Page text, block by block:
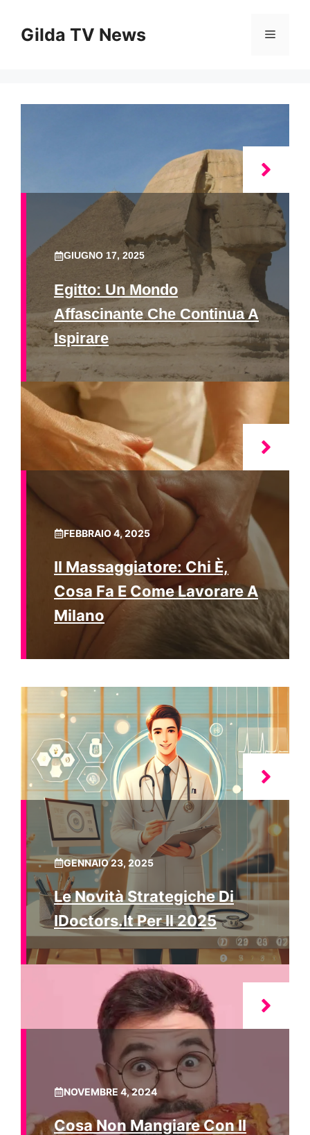
contenuto
Gilda TV News Menu
GIUGNO 17, 2025
Egitto: Un Mondo
Affascinante Che Continua A
Ispirare
FEBBRAIO 4, 2025
Il Massaggiatore: Chi È,
Cosa Fa E Come Lavorare A
Milano
GENNAIO 23, 2025
Le Novità Strategiche Di
IDoctors.it Per Il 2025
NOVEMBRE 4, 2024
Cosa Non Mangiare Con Il